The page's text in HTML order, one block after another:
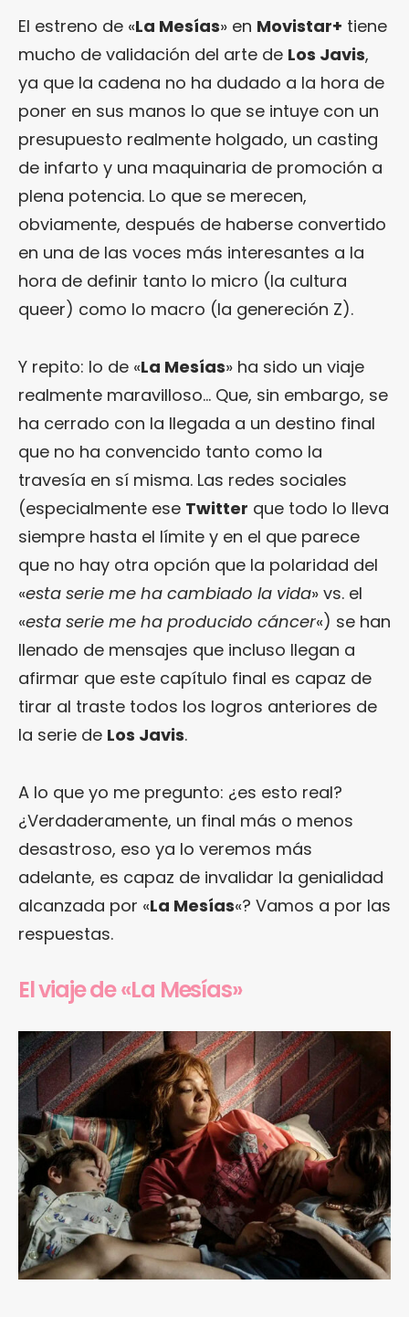
El estreno de «La Mesías» en Movistar+ tiene
mucho de validación del arte de Los Javis,
ya que la cadena no ha dudado a la hora de
poner en sus manos lo que se intuye con un
presupuesto realmente holgado, un casting
de infarto y una maquinaria de promoción a
plena potencia. Lo que se merecen,
obviamente, después de haberse convertido
en una de las voces más interesantes a la
hora de definir tanto lo micro (la cultura
queer) como lo macro (la genereción Z).
Y repito: lo de «La Mesías» ha sido un viaje
realmente maravilloso… Que, sin embargo, se
ha cerrado con la llegada a un destino final
que no ha convencido tanto como la
travesía en sí misma. Las redes sociales
(especialmente ese Twitter que todo lo lleva
siempre hasta el límite y en el que parece
que no hay otra opción que la polaridad del
«esta serie me ha cambiado la vida» vs. el
«esta serie me ha producido cáncer«) se han
llenado de mensajes que incluso llegan a
afirmar que este capítulo final es capaz de
tirar al traste todos los logros anteriores de
la serie de Los Javis.
A lo que yo me pregunto: ¿es esto real?
¿Verdaderamente, un final más o menos
desastroso, eso ya lo veremos más
adelante, es capaz de invalidar la genialidad
alcanzada por «La Mesías«? Vamos a por las
respuestas.
El viaje de «La Mesías»